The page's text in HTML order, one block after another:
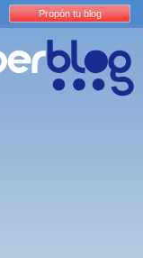
Propón tu blog